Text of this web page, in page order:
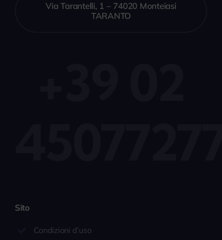
Via Tarantelli, 1 – 74020 Monteiasi
TARANTO
Sito
Condizioni d’uso